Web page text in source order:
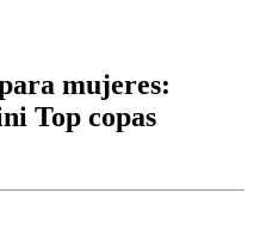
mujeres:
Top copas